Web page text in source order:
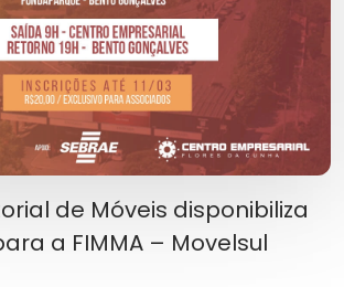
de Móveis disponibiliza
a FIMMA – Movelsul